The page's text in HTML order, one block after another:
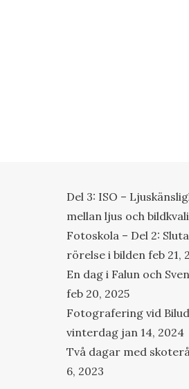
Del 3: ISO –
mellan ljus och
Fotoskola – Del 2:
rörelse i bilden feb 21,
En dag i Falun och
feb 20, 2025
Fotografering vid
vinterdag jan 14, 2024
Två dagar med
6, 2023